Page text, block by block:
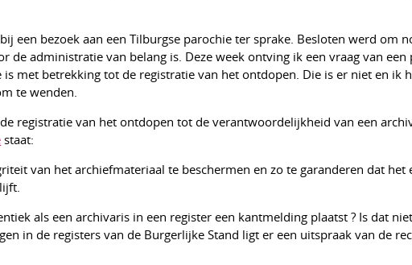
een bezoek aan een Tilburgse parochie ter sprake. Besloten werd om
de administratie van belang is. Deze week ontving ik een vraag van een
met betrekking tot de registratie van het ontdopen. Die is er niet en ik
te wenden.
registratie van het ontdopen tot de verantwoordelijkheid van een
staat:
van het archiefmateriaal te beschermen en zo te garanderen dat het
als een archivaris in een register een kantmelding plaatst ? Is dat
in de registers van de Burgerlijke Stand ligt er een uitspraak van de